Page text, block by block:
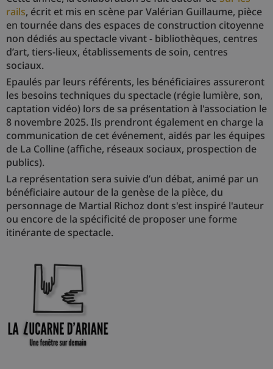
rails, écrit et mis en scène par Valérian Guillaume, pièce
en tournée dans des espaces de construction citoyenne
non dédiés au spectacle vivant - bibliothèques, centres
d’art, tiers-lieux, établissements de soin, centres
sociaux.
Epaulés par leurs référents, les bénéficiaires assureront
les besoins techniques du spectacle (régie lumière, son,
captation vidéo) lors de sa présentation à l'association le
8 novembre 2025. Ils prendront également en charge la
communication de cet événement, aidés par les équipes
de La Colline (affiche, réseaux sociaux, prospection de
publics).
La représentation sera suivie d’un débat, animé par un
bénéficiaire autour de la genèse de la pièce, du
personnage de Martial Richoz dont s'est inspiré l'auteur
ou encore de la spécificité de proposer une forme
itinérante de spectacle.